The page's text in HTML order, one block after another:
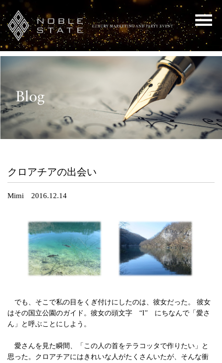
クロアチアの出会い
Mimi 2016.12.14
でも、そこで私の目をくぎ付けにしたのは、彼女だった。 彼女
はその国立公園のガイド。彼女の頭文字 “I” にちなんで「愛さ
ん」と呼ぶことにしよう。
愛さんを見た瞬間、「この人の首をテラコッタで作りたい」と
思った。クロアチアにはきれいな人がたくさんいたが、そんな衝